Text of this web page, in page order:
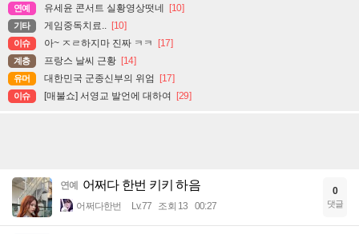
연예 유세윤 콘서트 실황영상떳네 [10]
기타 게임중독치료.. [10]
이슈 아~ ㅈㄹ하지마 진짜 ㅋㅋ [17]
계층 프랑스 날씨 근황 [14]
유머 대한민국 군종신부의 위엄 [17]
이슈 [매불쇼] 서영교 발언에 대하여 [29]
연예 어쩌다 한번 키키 하음
어쩌다한번 Lv.77 조회 13 00:27
0
댓글